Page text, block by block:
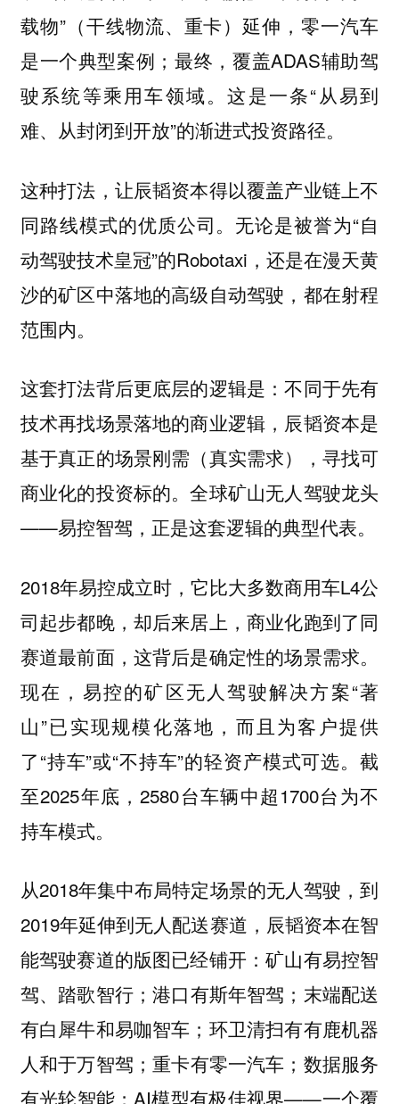
载物”（干线物流、重卡）延伸，零一汽车
是一个典型案例；最终，覆盖ADAS辅助驾
驶系统等乘用车领域。这是一条“从易到
难、从封闭到开放”的渐进式投资路径。
这种打法，让辰韬资本得以覆盖产业链上不
同路线模式的优质公司。无论是被誉为“⾃
动驾驶技术皇冠”的Robotaxi，还是在漫天黄
沙的矿区中落地的高级自动驾驶，都在射程
范围内。
这套打法背后更底层的逻辑是：不同于先有
技术再找场景落地的商业逻辑，辰韬资本是
基于真正的场景刚需（真实需求），寻找可
商业化的投资标的。全球矿山无人驾驶龙头
——易控智驾，正是这套逻辑的典型代表。
2018年易控成立时，它比大多数商用车L4公
司起步都晚，却后来居上，商业化跑到了同
赛道最前面，这背后是确定性的场景需求。
现在，易控的矿区无人驾驶解决方案“著
山”已实现规模化落地，而且为客户提供
了“持车”或“不持车”的轻资产模式可选。截
至2025年底，2580台车辆中超1700台为不
持车模式。
从2018年集中布局特定场景的无人驾驶，到
2019年延伸到无人配送赛道，辰韬资本在智
能驾驶赛道的版图已经铺开：矿山有易控智
驾、踏歌智行；港口有斯年智驾；末端配送
有白犀牛和易咖智车；环卫清扫有有鹿机器
人和于万智驾；重卡有零一汽车；数据服务
有光轮智能；AI模型有极佳视界——一个覆